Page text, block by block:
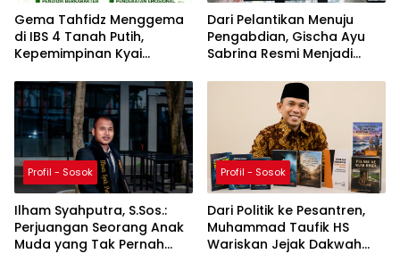
Gema Tahfidz Menggema
di IBS 4 Tanah Putih,
Kepemimpinan Kyai
Menginspirasi Pembinaan
Santri
Dari Pelantikan Menuju
Pengabdian, Gischa Ayu
Sabrina Resmi Menjadi
Profil - Sosok
Ilham Syahputra, S.Sos.:
Perjuangan Seorang Anak
Muda yang Tak Pernah
Profil - Sosok
Dari Politik ke Pesantren,
Muhammad Taufik HS
Wariskan Jejak Dakwah